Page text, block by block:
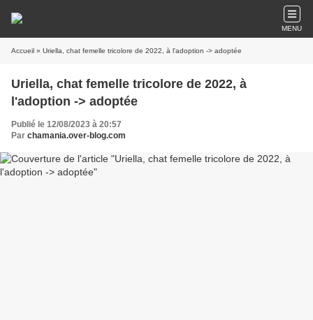
MENU
Accueil » Uriella, chat femelle tricolore de 2022, à l'adoption -> adoptée
Uriella, chat femelle tricolore de 2022, à
l'adoption -> adoptée
Publié le 12/08/2023 à 20:57
Par chamania.over-blog.com